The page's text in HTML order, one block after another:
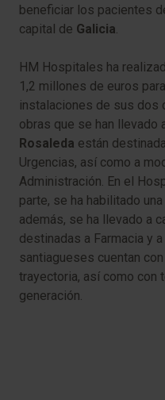
beneficiar los pacientes
capital de Galicia.
HM Hospitales ha
1,2 millones de euros
instalaciones de sus dos
obras que se han llevado
Rosaleda están
Urgencias, así como a
Administración. En el
parte, se ha habilitado
además, se ha llevado a
destinadas a Farmacia y
santiagueses cuentan
trayectoria, así como con
generación.